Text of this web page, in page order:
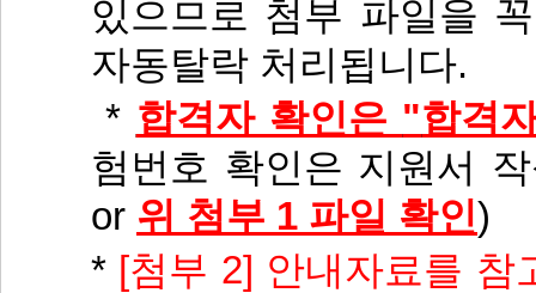
있으므로 첨부 파일을
자동탈락 처리됩니다.
* 합격자 확인은 "합격
험번호 확인은 지원서
or 위 첨부 1 파일 확인)
* [첨부 2] 안내자료를 참